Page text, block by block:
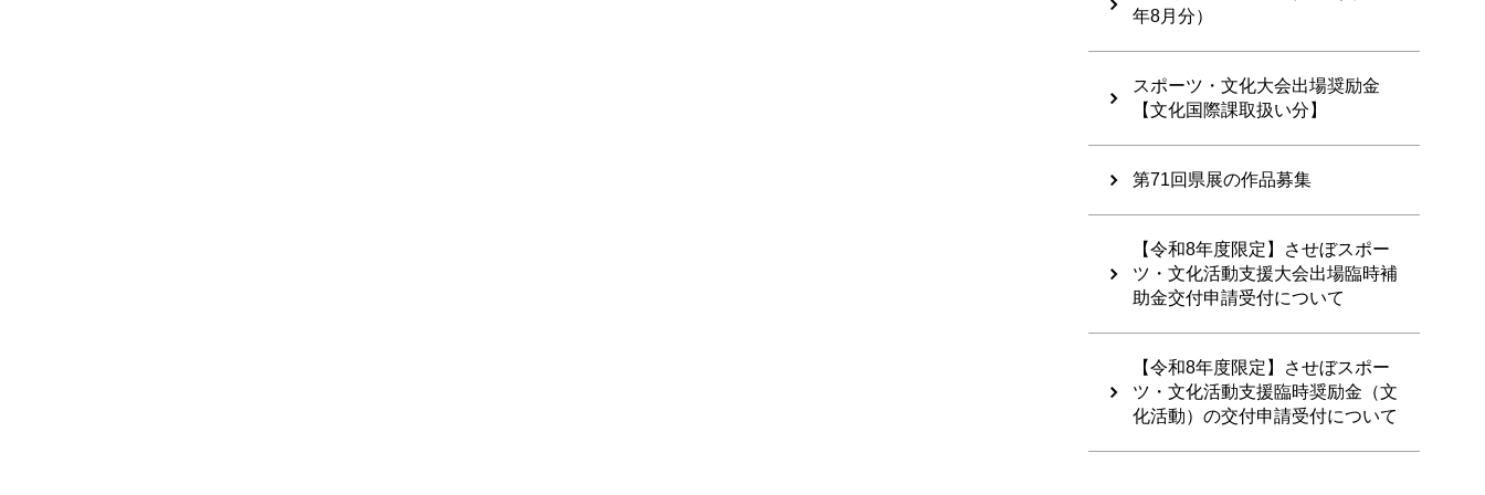
年8月分）
スポーツ・文化大会出場奨励金
【文化国際課取扱い分】
第71回県展の作品募集
【令和8年度限定】させぼスポー
ツ・文化活動支援大会出場臨時補
助金交付申請受付について
【令和8年度限定】させぼスポー
ツ・文化活動支援臨時奨励金（文
化活動）の交付申請受付について